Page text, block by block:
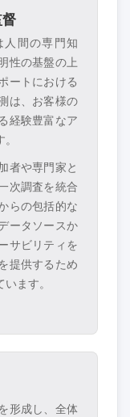
人間の専門知
性の基盤の上
ートにおける
は、お客様の
経験豊富なア
者や専門家と
次調査を統合
らの包括的な
ータソースか
サビリティを
提供するため
ます。
形成し、全体